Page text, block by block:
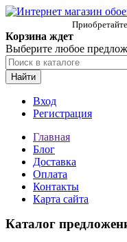
Корзина ждет
Выберите любое
Найти
Вход
Регистрация
Главная
Блог
Доставка
Оплата
Контакты
Карта сайта
Каталог